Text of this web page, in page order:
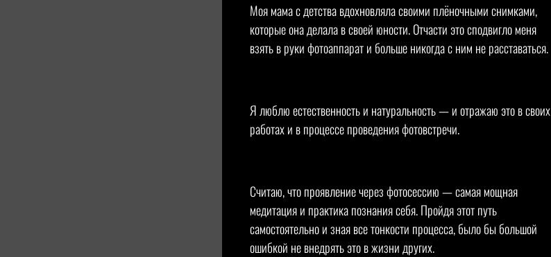
Моя мама с детства вдохновляла своими плёночными снимками,
которые она делала в своей юности. Отчасти это сподвигло меня
взять в руки фотоаппарат и больше никогда с ним не расставаться.
Я люблю естественность и натуральность — и отражаю это в своих
работах и в процессе проведения фотовстречи.
Считаю, что проявление через фотосессию — самая мощная
медитация и практика познания себя. Пройдя этот путь
самостоятельно и зная все тонкости процесса, было бы большой
ошибкой не внедрять это в жизни других.